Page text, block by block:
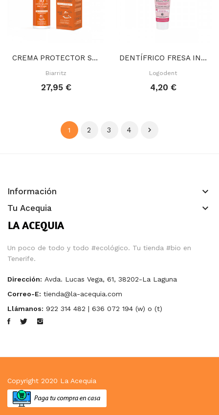
CREMA PROTECTOR SOLAR INFANTIL 50 SPF ALGA...
Biarritz
27,95 €
DENTÍFRICO FRESA INFANTIL 50 ML
Logodent
4,20 €
1 2 3 4 
Información keyboard_arrow_down
Tu Acequia keyboard_arrow_down
Un poco de todo y todo #ecológico. Tu tienda #bio en
Tenerife.
Dirección: Avda. Lucas Vega, 61, 38202-La Laguna
Correo-E: tienda@la-acequia.com
Llámanos: 922 314 482 | 636 072 194 (w) o (t)
Copyright 2020 La Acequia